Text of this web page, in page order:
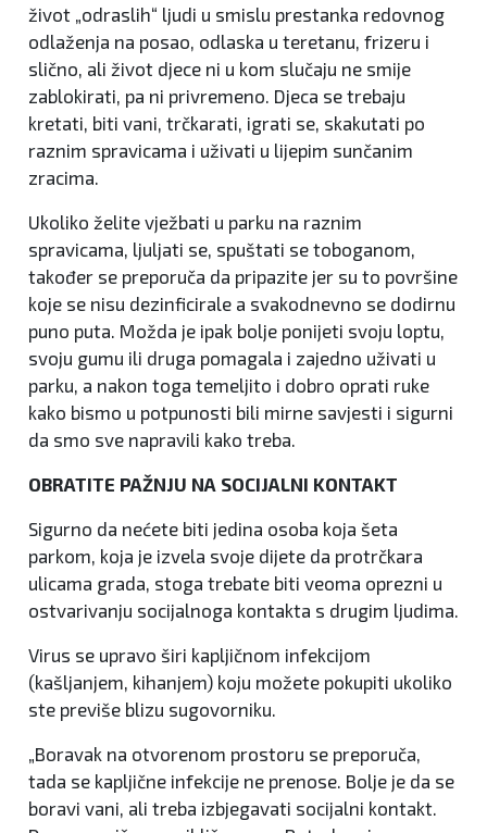
život „odraslih“ ljudi u smislu prestanka redovnog
odlaženja na posao, odlaska u teretanu, frizeru i
slično, ali život djece ni u kom slučaju ne smije
zablokirati, pa ni privremeno. Djeca se trebaju
kretati, biti vani, trčkarati, igrati se, skakutati po
raznim spravicama i uživati u lijepim sunčanim
zracima.
Ukoliko želite vježbati u parku na raznim
spravicama, ljuljati se, spuštati se toboganom,
također se preporuča da pripazite jer su to površine
koje se nisu dezinficirale a svakodnevno se dodirnu
puno puta. Možda je ipak bolje ponijeti svoju loptu,
svoju gumu ili druga pomagala i zajedno uživati u
parku, a nakon toga temeljito i dobro oprati ruke
kako bismo u potpunosti bili mirne savjesti i sigurni
da smo sve napravili kako treba.
OBRATITE PAŽNJU NA SOCIJALNI KONTAKT
Sigurno da nećete biti jedina osoba koja šeta
parkom, koja je izvela svoje dijete da protrčkara
ulicama grada, stoga trebate biti veoma oprezni u
ostvarivanju socijalnoga kontakta s drugim ljudima.
Virus se upravo širi kapljičnom infekcijom
(kašljanjem, kihanjem) koju možete pokupiti ukoliko
ste previše blizu sugovorniku.
„Boravak na otvorenom prostoru se preporuča,
tada se kapljične infekcije ne prenose. Bolje je da se
boravi vani, ali treba izbjegavati socijalni kontakt.